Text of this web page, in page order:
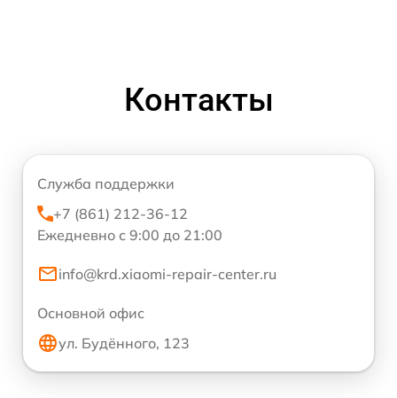
Контакты
Служба поддержки
+7 (861) 212-36-12
Ежедневно с 9:00 до 21:00
info@krd.xiaomi-repair-center.ru
Основной офис
ул. Будённого, 123